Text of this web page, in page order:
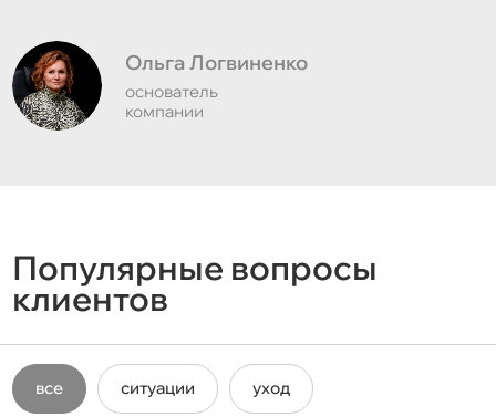
Ольга Логвиненко
основатель
компании
Популярные вопросы
клиентов
все ситуации уход